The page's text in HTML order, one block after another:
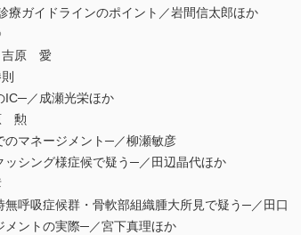
ガイドラインのポイント／岩間信太郎ほか
吉原 愛
IC─／成瀬光栄ほか
勲
マネージメント─／柳瀬敏彦
シング様症候で疑う─／田辺晶代ほか
呼吸症候群・骨軟部組織腫大所見で疑う─／田口
ントの実際─／宮下真理ほか